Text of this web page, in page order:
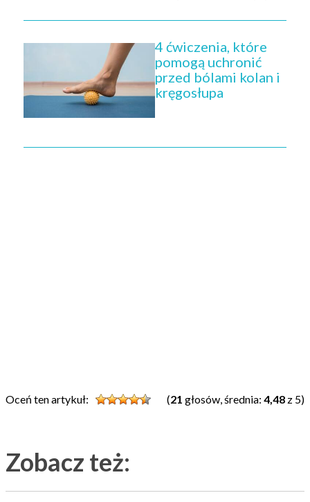
4 ćwiczenia, które
pomogą uchronić
przed bólami kolan i
kręgosłupa
Oceń ten artykuł: (21 głosów, średnia: 4,48 z 5)
Zobacz też: